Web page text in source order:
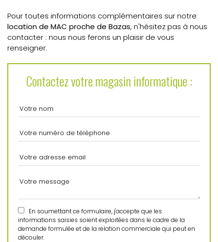
Pour toutes informations complémentaires sur notre
location de MAC proche de Bazas, n'hésitez pas à nous
contacter : nous nous ferons un plaisir de vous
renseigner.
Contactez votre magasin informatique :
En soumettant ce formulaire, j'accepte que les
informations saisies soient exploitées dans le cadre de la
demande formulée et de la relation commerciale qui peut en
découler.